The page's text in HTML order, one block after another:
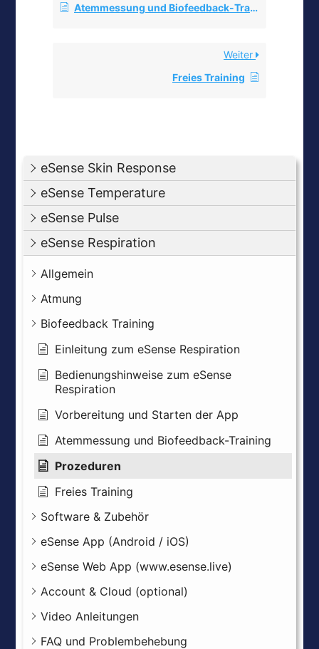
eSense Skin Response
eSense Temperature
eSense Pulse
eSense Respiration
Allgemein
Atmung
Biofeedback Training
Einleitung zum eSense Respiration
Bedienungshinweise zum eSense
Respiration
Vorbereitung und Starten der App
Atemmessung und Biofeedback-Training
Prozeduren
Freies Training
Software & Zubehör
eSense App (Android / iOS)
eSense Web App (www.esense.live)
Account & Cloud (optional)
Video Anleitungen
FAQ und Problembehebung
Atemmessung und Biofeedback-Training
Weiter
Freies Training